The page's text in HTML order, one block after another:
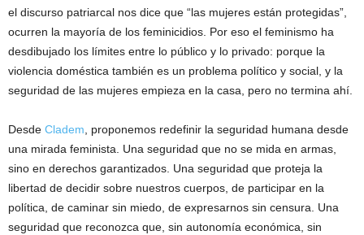
el discurso patriarcal nos dice que “las mujeres están protegidas”,
ocurren la mayoría de los feminicidios. Por eso el feminismo ha
desdibujado los límites entre lo público y lo privado: porque la
violencia doméstica también es un problema político y social, y la
seguridad de las mujeres empieza en la casa, pero no termina ahí.
Desde Cladem , proponemos redefinir la seguridad humana desde
una mirada feminista. Una seguridad que no se mida en armas,
sino en derechos garantizados. Una seguridad que proteja la
libertad de decidir sobre nuestros cuerpos, de participar en la
política, de caminar sin miedo, de expresarnos sin censura. Una
seguridad que reconozca que, sin autonomía económica, sin